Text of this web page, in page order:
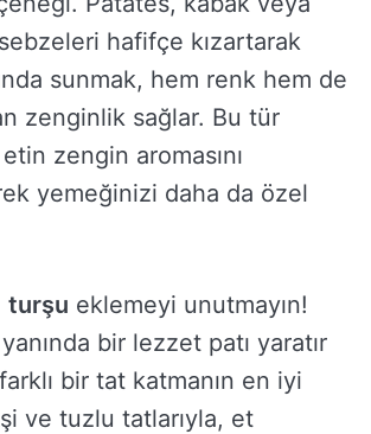
hafifçe kızartarak
sunmak, hem renk hem de
zenginlik sağlar. Bu tür
zengin aromasını
yemeğinizi daha da özel
turşu eklemeyi unutmayın!
bir lezzet patı yaratır
bir tat katmanın en iyi
ve tuzlu tatlarıyla, et